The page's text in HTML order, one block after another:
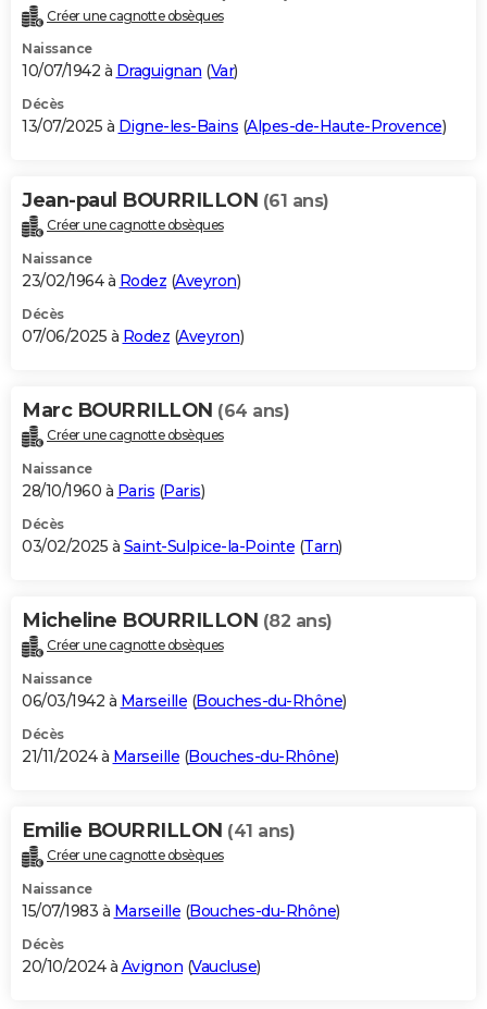
Créer une cagnotte obsèques
Naissance
10/07/1942 à Draguignan (Var)
Décès
13/07/2025 à Digne-les-Bains (Alpes-de-Haute-Provence)
Jean-paul BOURRILLON (61 ans)
Créer une cagnotte obsèques
Naissance
23/02/1964 à Rodez (Aveyron)
Décès
07/06/2025 à Rodez (Aveyron)
Marc BOURRILLON (64 ans)
Créer une cagnotte obsèques
Naissance
28/10/1960 à Paris (Paris)
Décès
03/02/2025 à Saint-Sulpice-la-Pointe (Tarn)
Micheline BOURRILLON (82 ans)
Créer une cagnotte obsèques
Naissance
06/03/1942 à Marseille (Bouches-du-Rhône)
Décès
21/11/2024 à Marseille (Bouches-du-Rhône)
Emilie BOURRILLON (41 ans)
Créer une cagnotte obsèques
Naissance
15/07/1983 à Marseille (Bouches-du-Rhône)
Décès
20/10/2024 à Avignon (Vaucluse)